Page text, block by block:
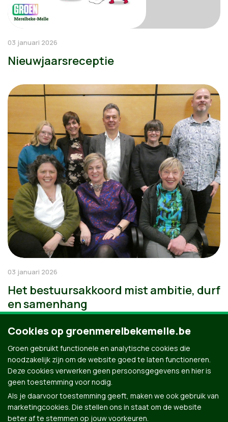
03 januari 2026
Nieuwjaarsreceptie
03 januari 2026
Het bestuursakkoord mist ambitie, durf
en samenhang
Cookies op groenmerelbekemelle.be
Groen gebruikt functionele en analytische cookies die
noodzakelijk zijn om de website goed te laten functioneren.
Deze cookies verwerken geen persoonsgegevens en hier is
geen toestemming voor nodig.
Als je daarvoor toestemming geeft, maken we ook gebruik van
marketingcookies. Die stellen ons in staat om de website
beter af te stemmen op jouw voorkeuren.